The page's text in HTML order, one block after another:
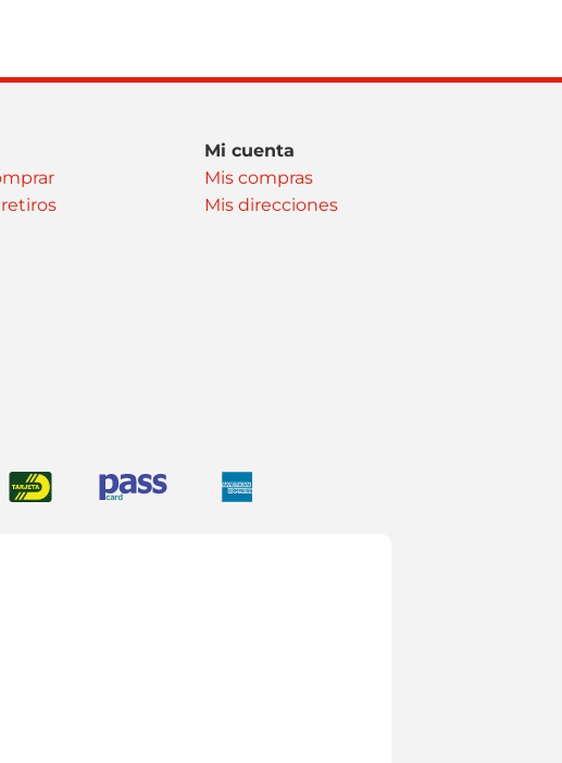
Mi cuenta
Mis compras
Mis direcciones